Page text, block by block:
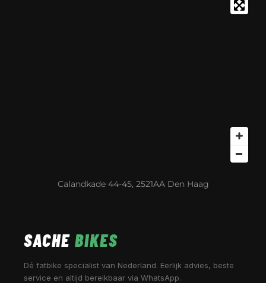
Calandkade 44-45, 2521AA Den Haag
SACHE BIKES
Dé fatbike specialist van Nederland. Eerlijk advies, beste
service en altijd bereikbaar via WhatsApp.